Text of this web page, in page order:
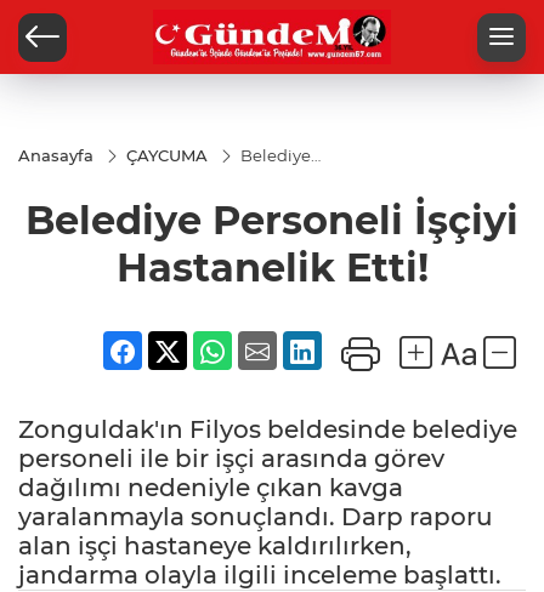
Anasayfa ÇAYCUMA
Belediye
Hastanelik
Etti!
Belediye Personeli İşçiyi
Hastanelik Etti!
Zonguldak'ın Filyos beldesinde belediye
personeli ile bir işçi arasında görev
dağılımı nedeniyle çıkan kavga
yaralanmayla sonuçlandı. Darp raporu
alan işçi hastaneye kaldırılırken,
jandarma olayla ilgili inceleme başlattı.